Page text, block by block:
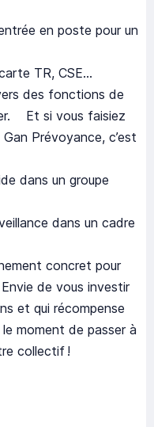
en poste pour un
TR, CSE…
des fonctions de
Et si vous faisiez
Prévoyance, c’est
dans un groupe
dans un cadre
concret pour
de vous investir
et qui récompense
moment de passer à
collectif !